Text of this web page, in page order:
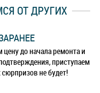
ОТ ДРУГИХ
цену до начала ремонта и
приступаем
не будет!